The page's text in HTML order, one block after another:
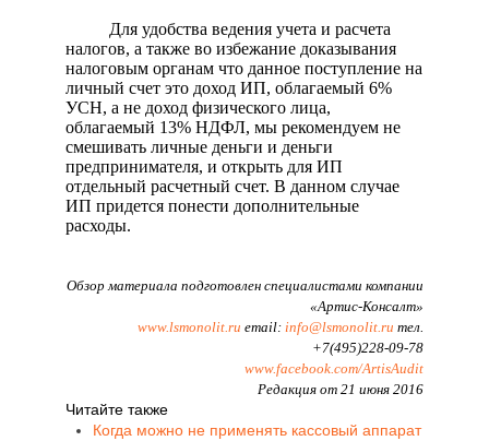
Для удобства ведения учета и расчета
налогов, а также во избежание доказывания
налоговым органам что данное поступление на
личный счет это доход ИП, облагаемый 6%
УСН, а не доход физического лица,
облагаемый 13% НДФЛ, мы рекомендуем не
смешивать личные деньги и деньги
предпринимателя, и открыть для ИП
отдельный расчетный счет. В данном случае
ИП придется понести дополнительные
расходы.
Обзор материала подготовлен специалистами компании
«Артис-Консалт»
www.lsmonolit.ru email: info@lsmonolit.ru тел.
+7(495)228-09-78
www.facebook.com/ArtisAudit
Редакция от 21 июня 2016
Читайте также
Когда можно не применять кассовый аппарат